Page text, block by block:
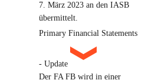
7. März 2023 an den IASB
übermittelt.
Primary Financial Statements
- Update
Der FA FB wird in einer